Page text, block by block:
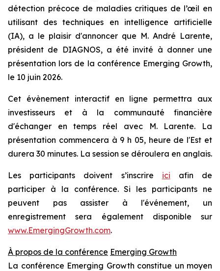
détection précoce de maladies critiques de l’œil en
utilisant des techniques en intelligence artificielle
(IA), a le plaisir d'annoncer que M. André Larente,
président de DIAGNOS, a été invité à donner une
présentation lors de la conférence Emerging Growth,
le 10 juin 2026.
Cet évènement interactif en ligne permettra aux
investisseurs et à la communauté financière
d'échanger en temps réel avec M. Larente. La
présentation commencera à 9 h 05, heure de l'Est et
durera 30 minutes. La session se déroulera en anglais.
Les participants doivent s’inscrire ici afin de
participer à la conférence. Si les participants ne
peuvent pas assister à l'événement, un
enregistrement sera également disponible sur
www.EmergingGrowth.com.
À propos de la conférence Emerging Growth
La conférence Emerging Growth constitue un moyen